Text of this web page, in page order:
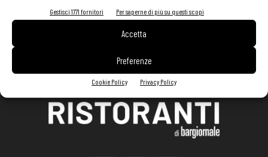
Gestisci 1771 fornitori Per saperne di più su questi scopi
Accetta
Preferenze
Cookie Policy Privacy Policy